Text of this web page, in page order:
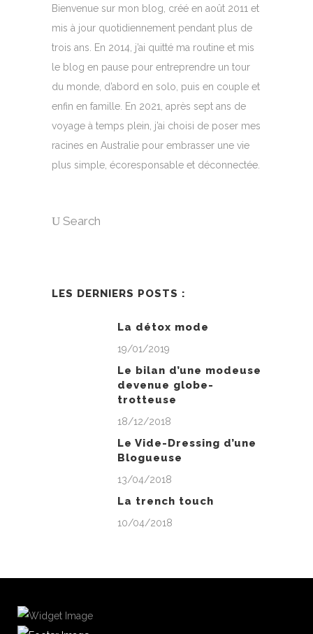
Bienvenue sur mon blog, créé en août 2011 et
mis à jour quotidiennement pendant plus de
trois ans. En 2014, j’ai quitté ma routine et mis
le blog en pause pour entreprendre un tour
du monde, d’abord en solo, puis en couple et
enfin en famille. En 2021, après sept ans de
voyage à temps plein, j’ai choisi de poser mes
racines en Australie pour embrasser une vie
plus simple, écoresponsable et déconnectée.
Search
LES DERNIERS POSTS :
La détox mode
19/01/2019
Le bilan d’une modeuse
devenue globe-
trotteuse
18/12/2018
Le Vide-Dressing d’une
Blogueuse
13/04/2018
La trench touch
10/04/2018